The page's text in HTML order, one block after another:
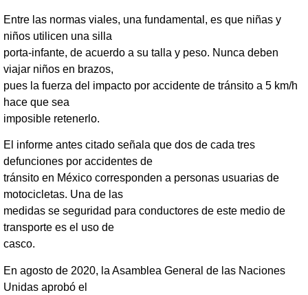
Entre las normas viales, una fundamental, es que niñas y
niños utilicen una silla
porta-infante, de acuerdo a su talla y peso. Nunca deben
viajar niños en brazos,
pues la fuerza del impacto por accidente de tránsito a 5 km/h
hace que sea
imposible retenerlo.
El informe antes citado señala que dos de cada tres
defunciones por accidentes de
tránsito en México corresponden a personas usuarias de
motocicletas. Una de las
medidas se seguridad para conductores de este medio de
transporte es el uso de
casco.
En agosto de 2020, la Asamblea General de las Naciones
Unidas aprobó el